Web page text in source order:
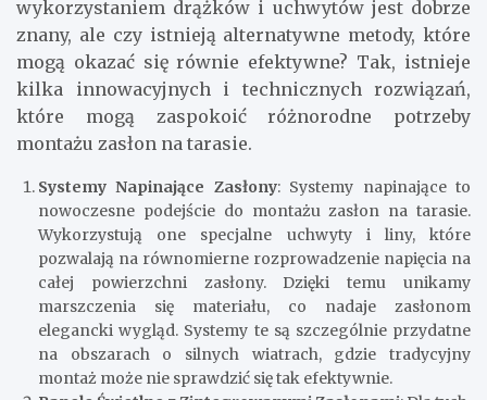
wykorzystaniem drążków i uchwytów jest dobrze
znany, ale czy istnieją alternatywne metody, które
mogą okazać się równie efektywne? Tak, istnieje
kilka innowacyjnych i technicznych rozwiązań,
które mogą zaspokoić różnorodne potrzeby
montażu zasłon na tarasie.
Systemy Napinające Zasłony: Systemy napinające to
nowoczesne podejście do montażu zasłon na tarasie.
Wykorzystują one specjalne uchwyty i liny, które
pozwalają na równomierne rozprowadzenie napięcia na
całej powierzchni zasłony. Dzięki temu unikamy
marszczenia się materiału, co nadaje zasłonom
elegancki wygląd. Systemy te są szczególnie przydatne
na obszarach o silnych wiatrach, gdzie tradycyjny
montaż może nie sprawdzić się tak efektywnie.